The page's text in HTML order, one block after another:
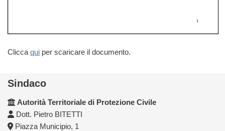
Clicca qui per scaricare il documento.
Sindaco
Autorità Territoriale di Protezione Civile
Dott. Pietro BITETTI
Piazza Municipio, 1